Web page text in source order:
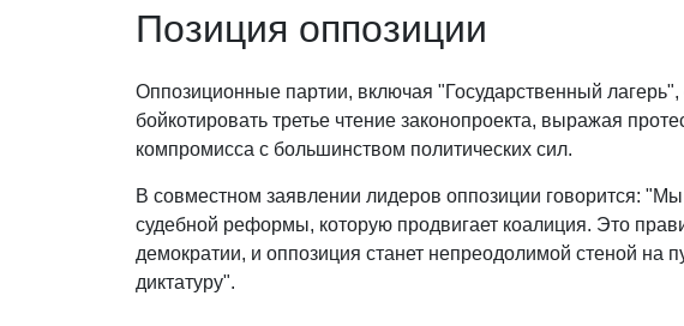
Позиция оппозиции
Оппозиционные партии, включая "Государственный
бойкотировать третье чтение законопроекта, выражая
компромисса с большинством политических сил.
В совместном заявлении лидеров оппозиции говорится:
судебной реформы, которую продвигает коалиция. Это
демократии, и оппозиция станет непреодолимой стеной на
диктатуру".